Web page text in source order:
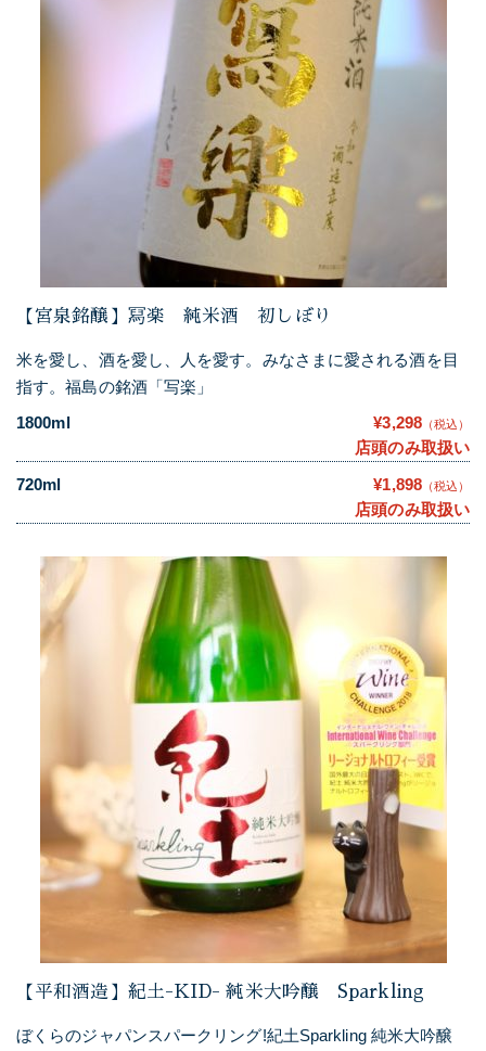
【宮泉銘醸】冩楽 純米酒 初しぼり
米を愛し、酒を愛し、人を愛す。みなさまに愛される酒を目
指す。福島の銘酒「写楽」
1800ml
¥3,298 （税込）
店頭のみ取扱い
720ml
¥1,898 （税込）
店頭のみ取扱い
【平和酒造】紀土-KID- 純米大吟醸 Sparkling
ぼくらのジャパンスパークリング!紀土Sparkling 純米大吟醸